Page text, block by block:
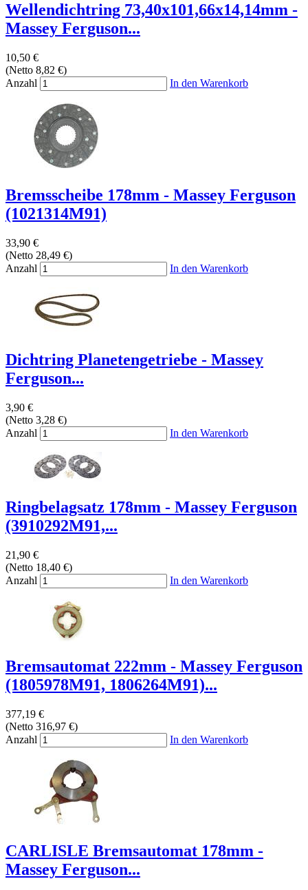
Wellendichtring 73,40x101,66x14,14mm -
Massey Ferguson...
10,50 €
(Netto 8,82 €)
Anzahl
In den Warenkorb
Bremsscheibe 178mm - Massey Ferguson
(1021314M91)
33,90 €
(Netto 28,49 €)
Anzahl
In den Warenkorb
Dichtring Planetengetriebe - Massey
Ferguson...
3,90 €
(Netto 3,28 €)
Anzahl
In den Warenkorb
Ringbelagsatz 178mm - Massey Ferguson
(3910292M91,...
21,90 €
(Netto 18,40 €)
Anzahl
In den Warenkorb
Bremsautomat 222mm - Massey Ferguson
(1805978M91, 1806264M91)...
377,19 €
(Netto 316,97 €)
Anzahl
In den Warenkorb
CARLISLE Bremsautomat 178mm -
Massey Ferguson...